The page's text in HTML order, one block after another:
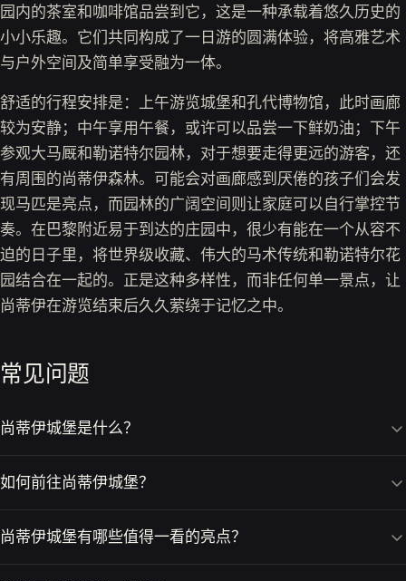
园内的茶室和咖啡馆品尝到它，这是一种承载着悠久历史的
小小乐趣。它们共同构成了一日游的圆满体验，将高雅艺术
与户外空间及简单享受融为一体。
舒适的行程安排是：上午游览城堡和孔代博物馆，此时画廊
较为安静；中午享用午餐，或许可以品尝一下鲜奶油；下午
参观大马厩和勒诺特尔园林，对于想要走得更远的游客，还
有周围的尚蒂伊森林。可能会对画廊感到厌倦的孩子们会发
现马匹是亮点，而园林的广阔空间则让家庭可以自行掌控节
奏。在巴黎附近易于到达的庄园中，很少有能在一个从容不
迫的日子里，将世界级收藏、伟大的马术传统和勒诺特尔花
园结合在一起的。正是这种多样性，而非任何单一景点，让
尚蒂伊在游览结束后久久萦绕于记忆之中。
常见问题
尚蒂伊城堡是什么？
如何前往尚蒂伊城堡？
尚蒂伊城堡有哪些值得一看的亮点？